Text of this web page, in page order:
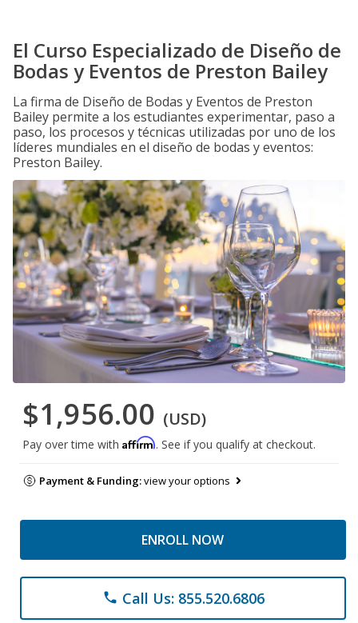
El Curso Especializado de Diseño de
Bodas y Eventos de Preston Bailey
La firma de Diseño de Bodas y Eventos de Preston
Bailey permite a los estudiantes experimentar, paso a
paso, los procesos y técnicas utilizadas por uno de los
líderes mundiales en el diseño de bodas y eventos:
Preston Bailey.
$1,956.00 (USD)
Pay over time with Affirm. See if you qualify at checkout.
Payment & Funding:view your options
ENROLL NOW
phone Call Us: 855.520.6806